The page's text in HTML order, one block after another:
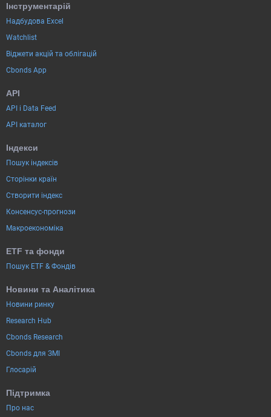
Інструментарій
Надбудова Excel
Watchlist
Віджети акцій та облігацій
Cbonds App
API
API і Data Feed
API каталог
Індекси
Пошук індексів
Сторінки країн
Створити індекс
Консенсус-прогнози
Макроекономіка
ETF та фонди
Пошук ETF & Фондів
Новини та Аналітика
Новини ринку
Research Hub
Cbonds Research
Cbonds для ЗМІ
Глосарій
Підтримка
Про нас